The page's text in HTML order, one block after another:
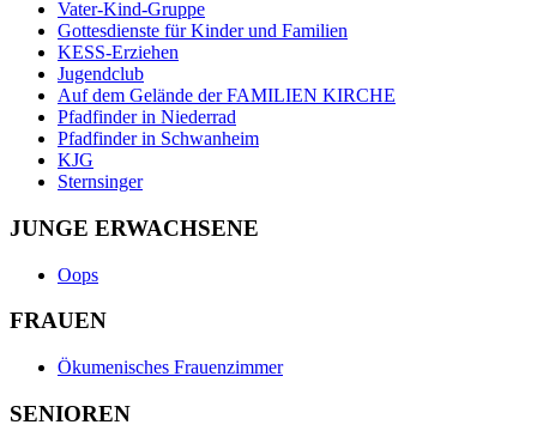
Vater-Kind-Gruppe
Gottesdienste für Kinder und Familien
KESS-Erziehen
Jugendclub
Auf dem Gelände der FAMILIEN KIRCHE
Pfadfinder in Niederrad
Pfadfinder in Schwanheim
KJG
Sternsinger
JUNGE ERWACHSENE
Oops
FRAUEN
Ökumenisches Frauenzimmer
SENIOREN